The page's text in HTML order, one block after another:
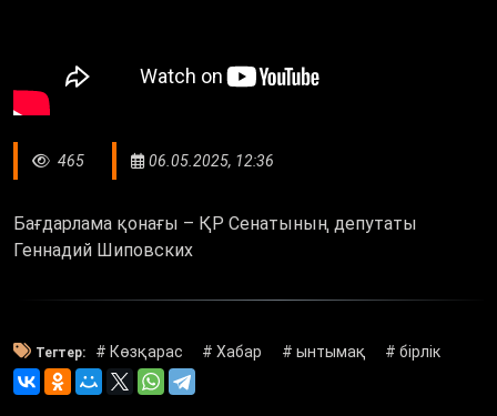
465 06.05.2025, 12:36
Бағдарлама қонағы – ҚР Сенатының депутаты
Геннадий Шиповских
Тегтер: # Көзқарас # Хабар # ынтымақ # бірлік